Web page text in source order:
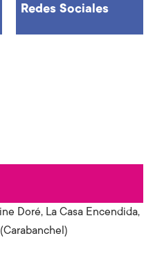
Redes Sociales
Doré, La Casa Encendida,